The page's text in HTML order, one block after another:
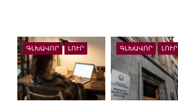
ԳԼԽԱՎՈՐ ԼՈՒՐ ԳԼԽԱՎՈՐ ԼՈՒՐ